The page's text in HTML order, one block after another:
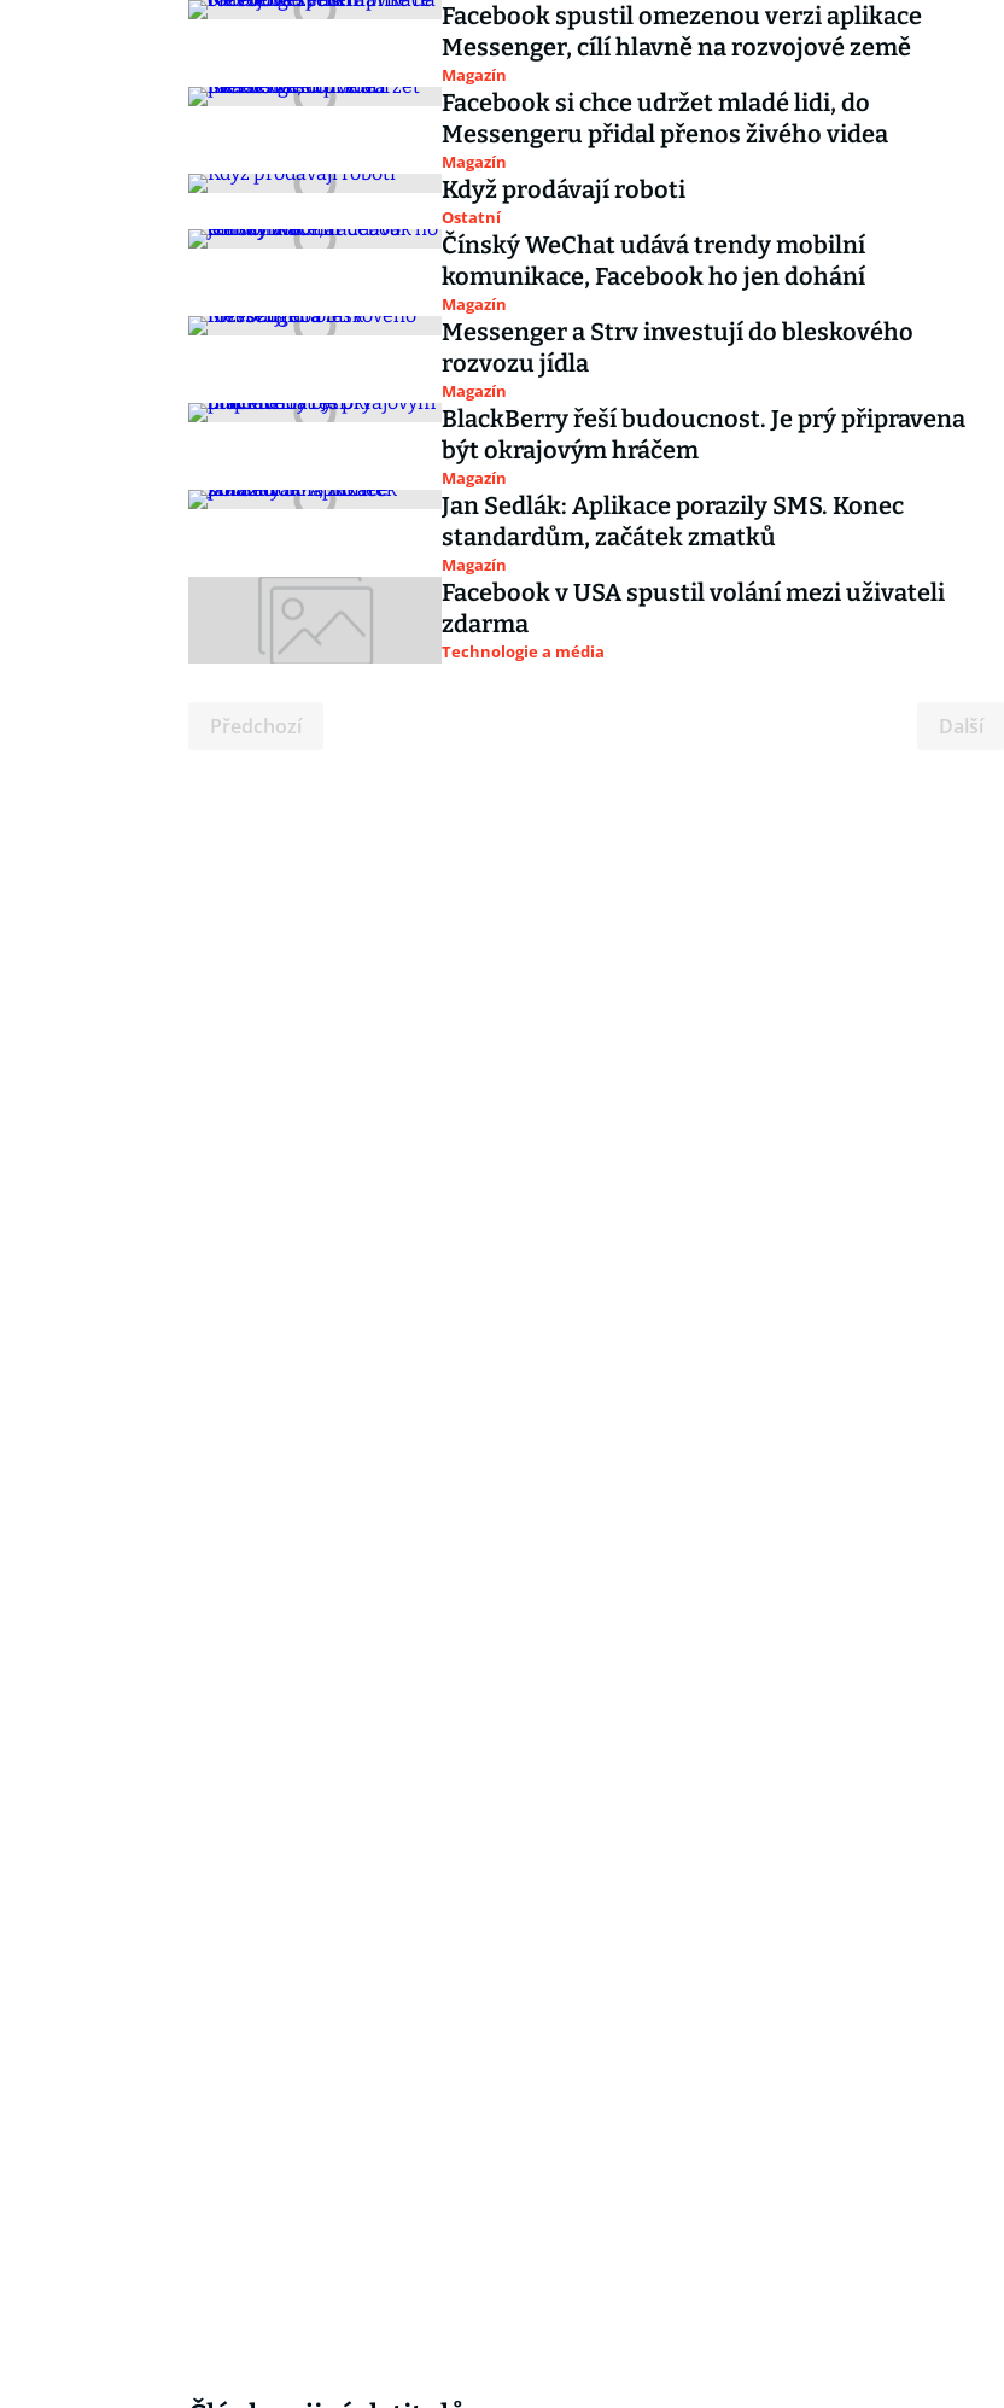
Facebook spustil omezenou verzi aplikace
Messenger, cílí hlavně na rozvojové země
Magazín
Facebook si chce udržet mladé lidi, do
Messengeru přidal přenos živého videa
Magazín
Když prodávají roboti
Ostatní
Čínský WeChat udává trendy mobilní
komunikace, Facebook ho jen dohání
Magazín
Messenger a Strv investují do bleskového
rozvozu jídla
Magazín
BlackBerry řeší budoucnost. Je prý připravena
být okrajovým hráčem
Magazín
Jan Sedlák: Aplikace porazily SMS. Konec
standardům, začátek zmatků
Magazín
Facebook v USA spustil volání mezi uživateli
zdarma
Technologie a média
Předchozí Další